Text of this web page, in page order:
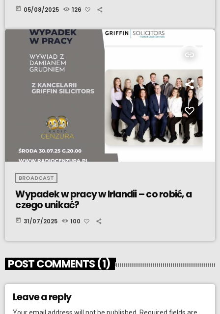
today 05/08/2025 126
insert_link
BROADCAST
Wypadek w pracy w Irlandii – co robić, a
czego unikać?
today 31/07/2025 100
POST COMMENTS (1)
Leave a reply